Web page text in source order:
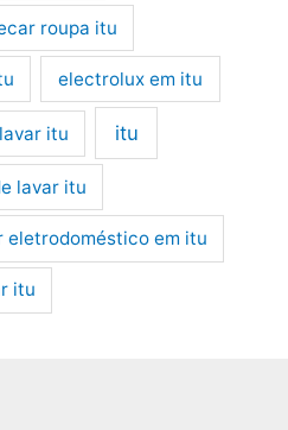
roupa itu
electrolux em itu
itu itu
lavar itu
em itu
itu